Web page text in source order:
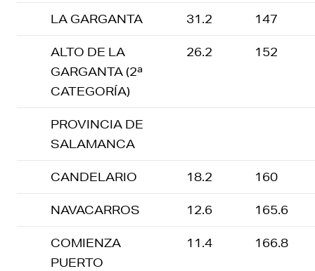
LA GARGANTA 31.2 147
ALTO DE LA
GARGANTA (2ª
CATEGORÍA)
26.2 152
PROVINCIA DE
SALAMANCA
CANDELARIO 18.2 160
NAVACARROS 12.6 165.6
COMIENZA
PUERTO
11.4 166.8